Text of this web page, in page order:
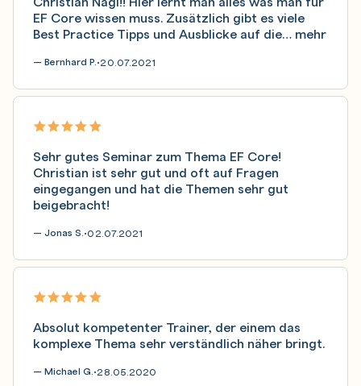
EF Core wissen muss. Zusätzlich gibt es viele
Best Practice Tipps und Ausblicke auf die… mehr
— Bernhard P.•20.07.2021
Sehr gutes Seminar zum Thema EF Core!
Christian ist sehr gut und oft auf Fragen
eingegangen und hat die Themen sehr gut
beigebracht!
— Jonas S.•02.07.2021
Absolut kompetenter Trainer, der einem das
komplexe Thema sehr verständlich näher bringt.
— Michael G.•28.05.2020